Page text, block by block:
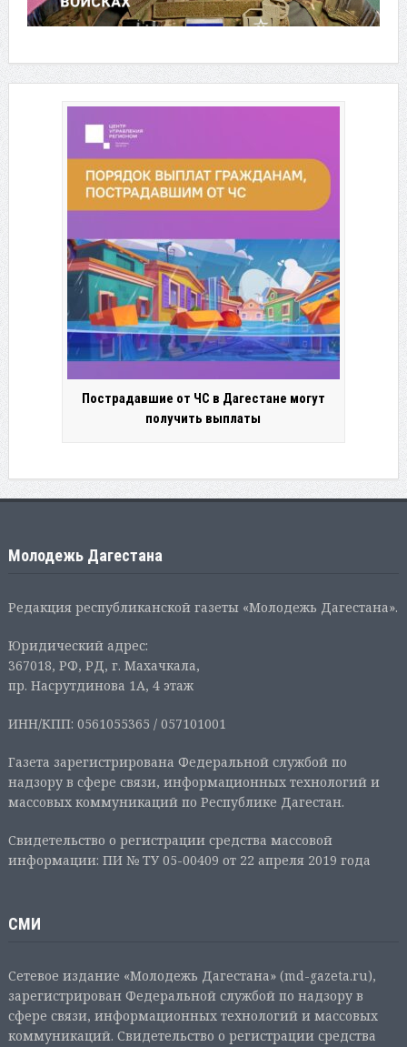
Пострадавшие от ЧС в Дагестане могут
получить выплаты
Молодежь Дагестана
Редакция республиканской газеты «Молодежь Дагестана».
Юридический адрес:
367018, РФ, РД, г. Махачкала,
пр. Насрутдинова 1А, 4 этаж
ИНН/КПП: 0561055365 / 057101001
Газета зарегистрирована Федеральной службой по
надзору в сфере связи, информационных технологий и
массовых коммуникаций по Республике Дагестан.
Свидетельство о регистрации средства массовой
информации: ПИ № ТУ 05-00409 от 22 апреля 2019 года
СМИ
Сетевое издание «Молодежь Дагестана» (md-gazeta.ru),
зарегистрирован Федеральной службой по надзору в
сфере связи, информационных технологий и массовых
коммуникаций. Свидетельство о регистрации средства